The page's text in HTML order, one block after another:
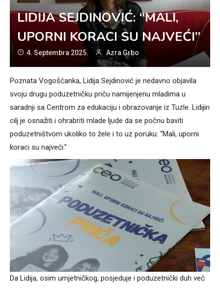
LIDIJA SEJDINOVIĆ: “MALI,
UPORNI KORACI SU NAJVEĆI”
4. Septembra 2025. Azra Grbo
Poznata Vogošćanka, Lidija Sejdinović je nedavno objavila
svoju drugu poduzetničku priču namijenjenu mladima u
saradnji sa Centrom za edukaciju i obrazovanje iz Tuzle. Lidijin
cilj je osnažiti i ohrabriti mlade ljude da se počnu baviti
poduzetništvom ukoliko to žele i to uz poruku: “Mali, uporni
koraci su najveći.”
Da Lidija, osim umjetničkog, posjeduje i poduzetnički duh već